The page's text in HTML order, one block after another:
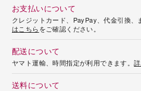
お支払いについて
クレジットカード、PayPay、代金引換
はこちらをご確認ください。
配送について
ヤマト運輸、時間指定が利用できます。
送料について